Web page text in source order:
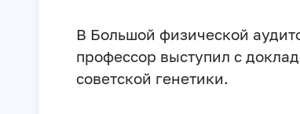
В Большой физической
профессор выступил с
советской генетики.